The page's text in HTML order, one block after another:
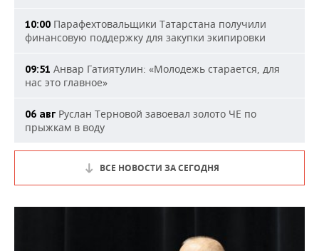
10:00 Парафехтовальщики Татарстана получили
финансовую поддержку для закупки экипировки
09:51 Анвар Гатиятулин: «Молодежь старается, для
нас это главное»
06 авг Руслан Терновой завоевал золото ЧЕ по
прыжкам в воду
ВСЕ НОВОСТИ ЗА СЕГОДНЯ